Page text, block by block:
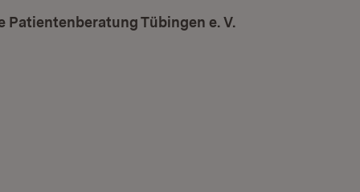
Patientenberatung Tübingen e. V.